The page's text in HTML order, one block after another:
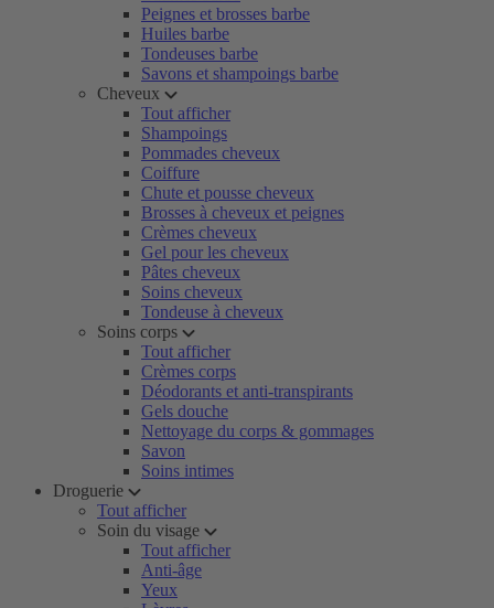
Peignes et brosses barbe
Huiles barbe
Tondeuses barbe
Savons et shampoings barbe
Cheveux
Tout afficher
Shampoings
Pommades cheveux
Coiffure
Chute et pousse cheveux
Brosses à cheveux et peignes
Crèmes cheveux
Gel pour les cheveux
Pâtes cheveux
Soins cheveux
Tondeuse à cheveux
Soins corps
Tout afficher
Crèmes corps
Déodorants et anti-transpirants
Gels douche
Nettoyage du corps & gommages
Savon
Soins intimes
Droguerie
Tout afficher
Soin du visage
Tout afficher
Anti-âge
Yeux